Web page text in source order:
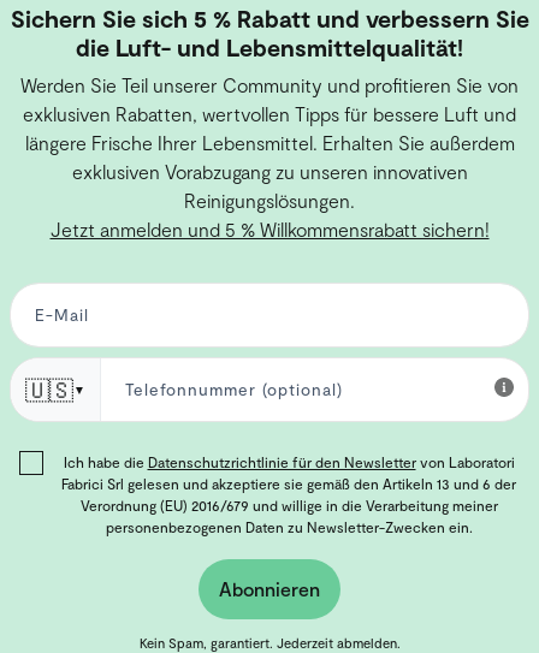
Sichern Sie sich 5 % Rabatt und verbessern Sie
die Luft- und Lebensmittelqualität!
Werden Sie Teil unserer Community und profitieren Sie von
exklusiven Rabatten, wertvollen Tipps für bessere Luft und
längere Frische Ihrer Lebensmittel. Erhalten Sie außerdem
exklusiven Vorabzugang zu unseren innovativen
Reinigungslösungen.
Jetzt anmelden und 5 % Willkommensrabatt sichern!
🇺🇸▼
Ich habe die Datenschutzrichtlinie für den Newslettervon Laboratori
Fabrici Srl gelesen und akzeptiere sie gemäß den Artikeln 13 und 6 der
Verordnung (EU) 2016/679 und willige in die Verarbeitung meiner
personenbezogenen Daten zu Newsletter-Zwecken ein.
Abonnieren
Kein Spam, garantiert. Jederzeit abmelden.